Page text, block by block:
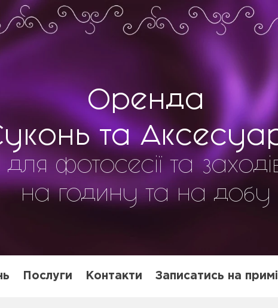
Оренда
та
для фотосесії та
на годину та на добу
Послуги Контакти Записатись на